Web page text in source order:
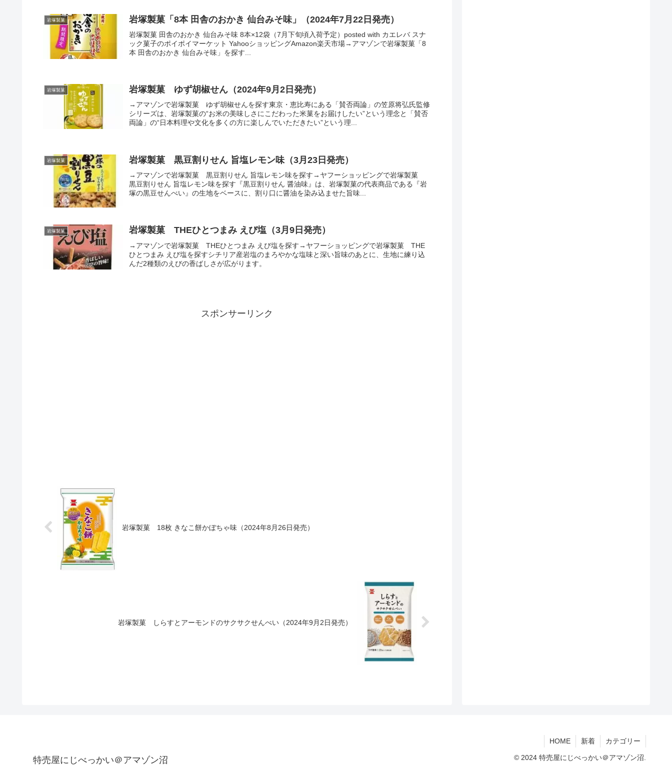
岩塚製菓 岩塚製菓「8本 田舎のおかき 仙台みそ味」（2024年7月22日発売）
岩塚製菓 田舎のおかき 仙台みそ味 8本×12袋（7月下旬頃入荷予定）posted with カエレバ スナ
ック菓子のポイポイマーケット YahooショッピングAmazon楽天市場→アマゾンで岩塚製菓「8
本 田舎のおかき 仙台みそ味」を探す...
岩塚製菓 岩塚製菓 ゆず胡椒せん（2024年9月2日発売）
→アマゾンで岩塚製菓 ゆず胡椒せんを探す東京・恵比寿にある「賛否両論」の笠原将弘氏監修
シリーズは、岩塚製菓の“お米の美味しさにこだわった米菓をお届けしたい”という理念と「賛否
両論」の“日本料理や文化を多くの方に楽しんでいただきたい”という理...
岩塚製菓 岩塚製菓 黒豆割りせん 旨塩レモン味（3月23日発売）
→アマゾンで岩塚製菓 黒豆割りせん 旨塩レモン味を探す→ヤフーショッピングで岩塚製菓
黒豆割りせん 旨塩レモン味を探す『黒豆割りせん 醤油味』は、岩塚製菓の代表商品である『岩
塚の黒豆せんべい』の生地をベースに、割り口に醤油を染み込ませた旨味...
岩塚製菓 岩塚製菓 THEひとつまみ えび塩（3月9日発売）
→アマゾンで岩塚製菓 THEひとつまみ えび塩を探す→ヤフーショッピングで岩塚製菓 THE
ひとつまみ えび塩を探すシチリア産岩塩のまろやかな塩味と深い旨味のあとに、生地に練り込
んだ2種類のえびの香ばしさが広がります。
スポンサーリンク
岩塚製菓 18枚 きなこ餅かぼちゃ味（2024年8月26日発売）
岩塚製菓 しらすとアーモンドのサクサクせんべい（2024年9月2日発売）
特売屋にじべっかい＠アマゾン沼
HOME 新着 カテゴリー
© 2024 特売屋にじべっかい＠アマゾン沼.